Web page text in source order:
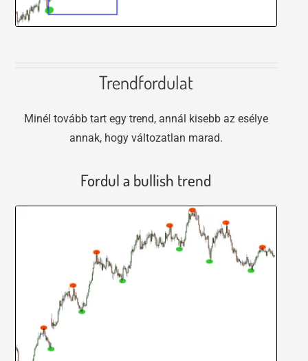
Trendfordulat
Minél tovább tart egy trend, annál kisebb az esélye
annak, hogy változatlan marad.
Fordul a bullish trend